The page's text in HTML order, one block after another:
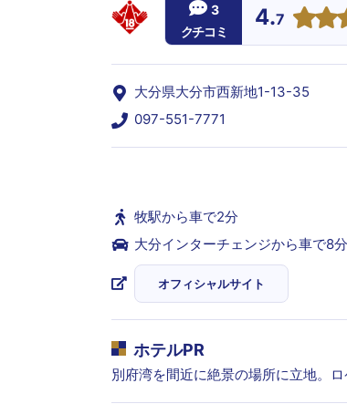
3
クチコミ
4.7
大分県大分市西新地1-13-35
097-551-7771
牧駅から車で2分
大分インターチェンジから車で8分
オフィシャルサイト
ホテルPR
別府湾を間近に絶景の場所に立地。